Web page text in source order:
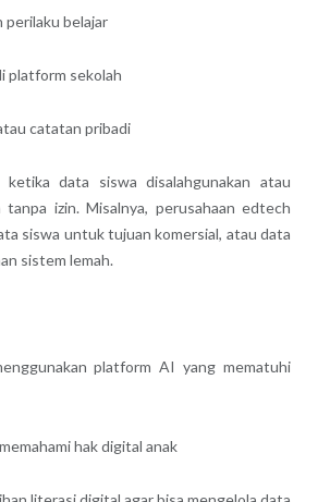
perilaku belajar
platform sekolah
catatan pribadi
data siswa disalahgunakan atau
izin. Misalnya, perusahaan edtech
siswa untuk tujuan komersial, atau data
sistem lemah.
platform AI yang mematuhi
hak digital anak